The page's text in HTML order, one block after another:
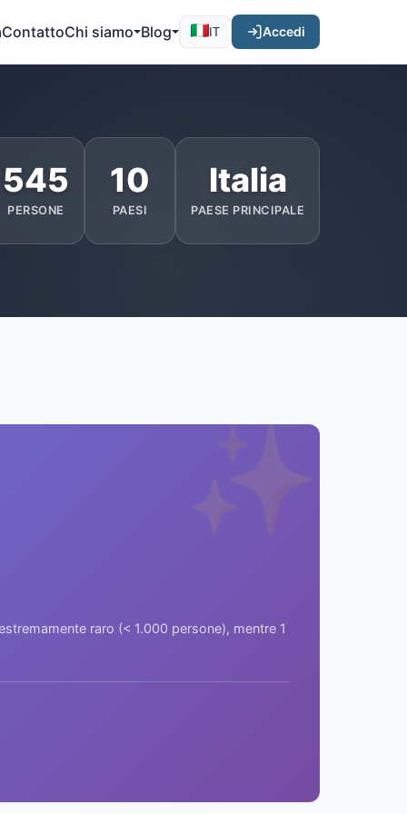
ContattoChi siamo Blog IT Accedi
545
PERSONE
10
PAESI
Italia
PAESE PRINCIPALE
✨
raro (< 1.000 persone), mentre 1